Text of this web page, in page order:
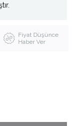
Fiyat Düşünce
Haber Ver